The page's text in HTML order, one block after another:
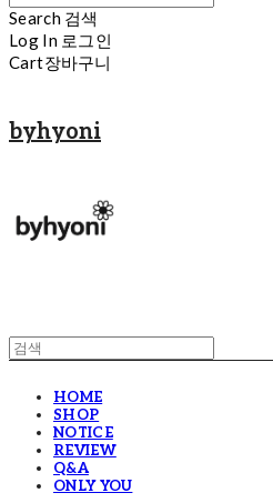
Search 검색
Log In 로그인
Cart장바구니
byhyoni
HOME
SHOP
NOTICE
REVIEW
Q&A
ONLY YOU